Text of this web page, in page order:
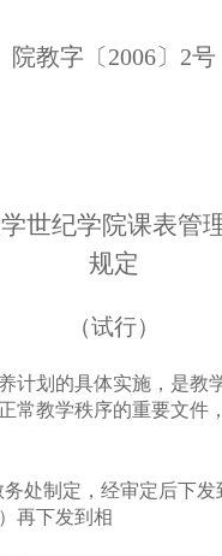
院教字〔2006〕2号
世纪学院课表管
规定
（试行）
计划的具体实施，是教
常教学秩序的重要文件
处制定，经审定后下发
再下发到相